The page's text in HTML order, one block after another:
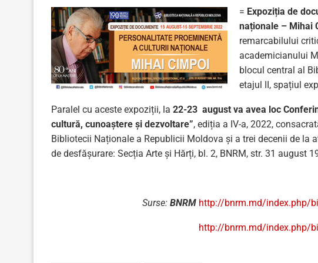
= Expoziția de
naționale – Mihai
remarcabilului
academicianului
blocul central al
etajul II, spațiul
Paralel cu aceste expoziții, la 22-23 august va avea loc
cultură, cunoaștere și dezvoltare”, ediția a IV-a, 2022,
Bibliotecii Naționale a Republicii Moldova și a trei decenii de
de desfășurare: Secția Arte și Hărți, bl. 2, BNRM, str. 31 august
Surse: BNRM http://bnrm.md/index.php/
http://bnrm.md/index.php/